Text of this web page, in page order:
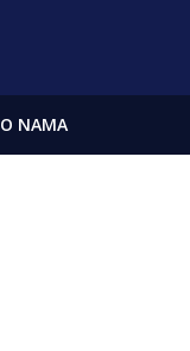
O NAMA